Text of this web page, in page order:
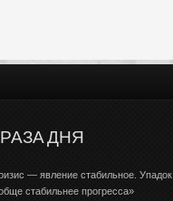
ДНЯ
— явление стабильное. Упадок
стабильнее прогресса»